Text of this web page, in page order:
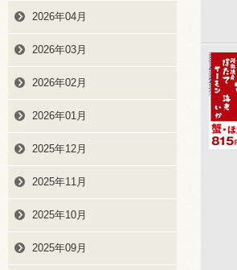
2026年04月
2026年03月
2026年02月
2026年01月
2025年12月
2025年11月
2025年10月
2025年09月